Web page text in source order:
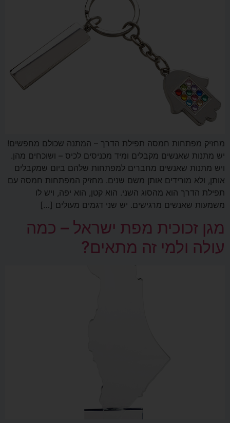
מחזיק מפתחות חמסה תפילת הדרך – המתנה שכולם מחפשים!
יש מתנות שאנשים מקבלים ומיד מכניסים לכיס – ושוכחים מהן.
ויש מתנות שאנשים מחברים למפתחות שלהם ביום שמקבלים
אותן, ולא מורידים אותן משם שנים. מחזיק המפתחות חמסה עם
תפילת הדרך הוא מהסוג השני. הוא קטן, הוא יפה, ויש לו
משמעות שאנשים מרגישים. יש שני דגמים מעולים […]
מגן זכוכית מפת ישראל – כמה
עולה ולמי זה מתאים?